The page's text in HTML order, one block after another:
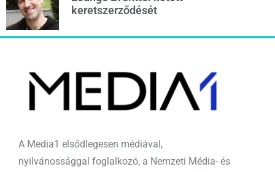
keretszerződését
A Media1 elsődlegesen médiával,
nyilvánossággal foglalkozó, a Nemzeti Média- és